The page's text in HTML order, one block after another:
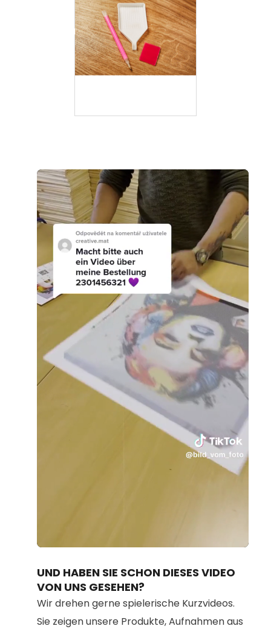
UND HABEN SIE SCHON DIESES VIDEO
VON UNS GESEHEN?
Wir drehen gerne spielerische Kurzvideos.
Sie zeigen unsere Produkte, Aufnahmen aus